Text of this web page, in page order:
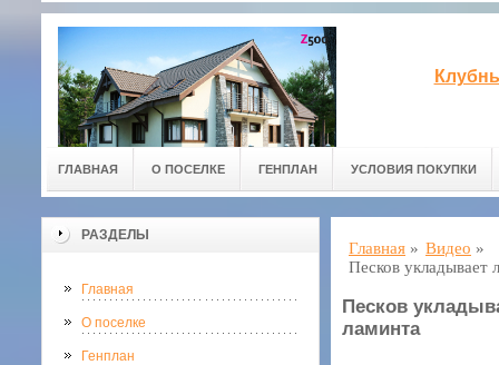
ГЛАВНАЯ О ПОСЕЛКЕ ГЕНПЛАН УСЛОВИЯ ПОКУПКИ
РАЗДЕЛЫ
Главная
О поселке
Генплан
Главная » Видео »
Пеcков укладывает
Пеcков
ламинта